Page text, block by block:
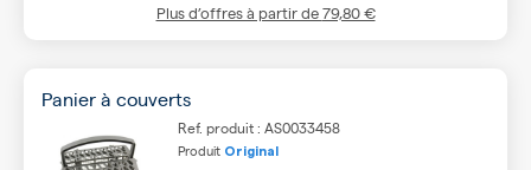
Plus d’offres à partir de79,80 €
Panier à couverts
Ref. produit : AS0033458
Produit Original